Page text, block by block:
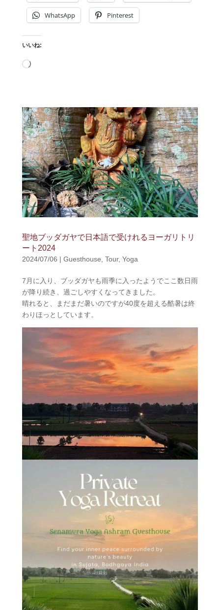
WhatsApp Pinterest
いいね:
読
中…
聖地ブッダガヤで日本語で受けれるヨーガリトリ
ート2024
2024/07/06 | Guesthouse Tour, Yoga
7月に入り、ブッダガヤも雨季に入ったようでここ数日雨
が降り続き、過ごしやすくなってきました。
晴れると、まだまだ暑いのですが40度を超える酷暑は終
わりほっとしています。